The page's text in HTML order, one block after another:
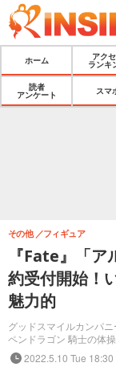
ホーム
アク
ランキ
読者
アンケート
スマ
『Fate』「
約受付開始！
魅力的
グッドスマイルカンパ
ペンドラゴン 騎士の体
その他 フィギュア
2022.5.10 Tue 18:30